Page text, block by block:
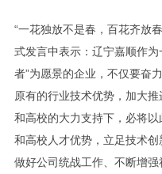
“一花独放不是春，百花齐放
式发言中表示：辽宁嘉顺作
者”为愿景的企业，不仅要奋
原有的行业技术优势，加大
和高校的大力支持下，必将
和高校人才优势，立足技术
做好公司统战工作、不断增